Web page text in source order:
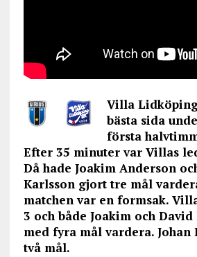
Villa
bästa sida
första
Efter 35 minuter var Villas
Då hade Joakim Anderson
Karlsson gjort tre mål
matchen var en formsak.
3 och både Joakim och
med fyra mål vardera.
två mål.